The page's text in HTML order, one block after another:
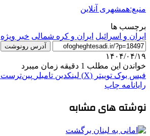
منبع:همشهری آنلاین
برچسب ها
ایران و اسرائیل ایران و کره ‌شمالی خبر ویژه
آدرس رونوشت
۱۴۰۴/۰۴/۱۹
خواندن این مطلب 1 دقیقه زمان میبرد
فیس بوک توییتر (X) لینکدین ‫تامبلر ‫پین‌ترست
رایانامه چاپ
نوشته های مشابه